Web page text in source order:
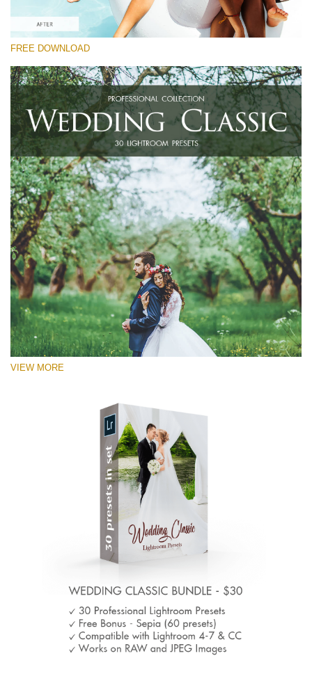
Entire Collection
(2067 Lr Presets)
Free download
FREE DOWNLOAD
VIEW MORE